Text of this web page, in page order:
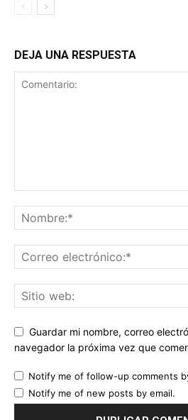
DEJA UNA RESPUESTA
Guardar mi nombre, correo
navegador la próxima vez que
Notify me of follow-up comments
Notify me of new posts by email.